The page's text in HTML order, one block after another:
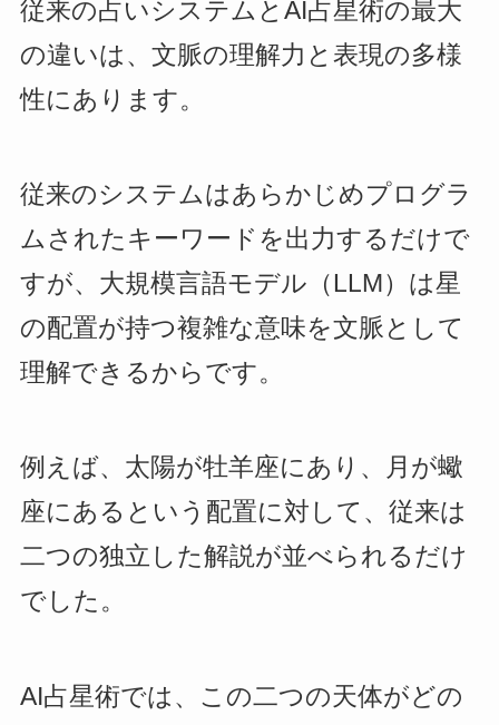
従来の占いシステムとAI占星術の最大
の違いは、文脈の理解力と表現の多様
性にあります。
従来のシステムはあらかじめプログラ
ムされたキーワードを出力するだけで
すが、大規模言語モデル（LLM）は星
の配置が持つ複雑な意味を文脈として
理解できるからです。
例えば、太陽が牡羊座にあり、月が蠍
座にあるという配置に対して、従来は
二つの独立した解説が並べられるだけ
でした。
AI占星術では、この二つの天体がどの